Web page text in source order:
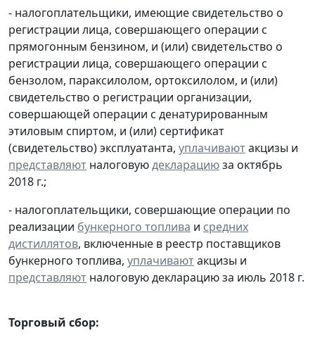
- налогоплательщики, имеющие свидетельство о
регистрации лица, совершающего операции с
прямогонным бензином, и (или) свидетельство о
регистрации лица, совершающего операции с
бензолом, параксилолом, ортоксилолом, и (или)
свидетельство о регистрации организации,
совершающей операции с денатурированным
этиловым спиртом, и (или) сертификат
(свидетельство) эксплуатанта, уплачиваютакцизы и
представляют налоговуюдекларациюза октябрь
2018 г.;
- налогоплательщики, совершающие операции по
реализации бункерного топлива и средних
дистиллятов, включенные в реестр поставщиков
бункерного топлива, уплачиваютакцизы и
представляют налоговую декларацию за июль 2018 г.
Торговый сбор: